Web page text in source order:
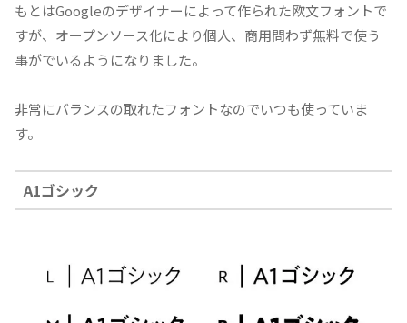
もとはGoogleのデザイナーによって作られた欧文フォントで
すが、オープンソース化により個人、商用問わず無料で使う
事がでいるようになりました。
非常にバランスの取れたフォントなのでいつも使っていま
す。
A1ゴシック